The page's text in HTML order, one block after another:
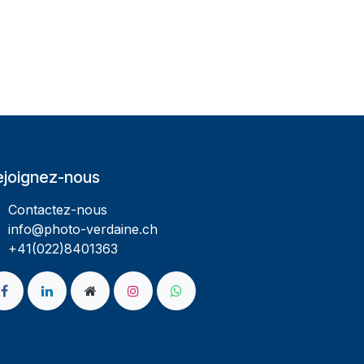
nous
Contactez-nous
info@photo-verdaine.ch​
​​+41(022)8401363